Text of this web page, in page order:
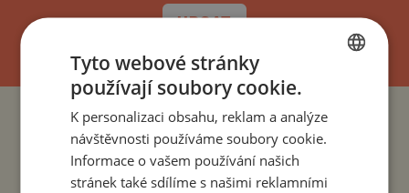
UPSAT
PROJEKTY A NEMOVITOSTI PODLE ZEMÍ
PROJEKTY A NEMOVITOSTI PODLE OBYTNÉHO MÍSTA
BULGARIAN
ENGLISH
GERMAN
Tyto webové stránky
používají soubory cookie.
K personalizaci obsahu, reklam a analýze
návštěvnosti používáme soubory cookie.
Informace o vašem používání našich
stránek také sdílíme s našimi reklamními